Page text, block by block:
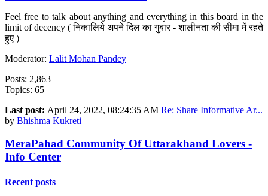
Feel free to talk about anything and everything in this board in the
limit of decency ( निकालिये अपने दिल का गुबार - शालीनता की सीमा में रहते
हुए )
Moderator: Lalit Mohan Pandey
Posts: 2,863
Topics: 65
Last post: April 24, 2022, 08:24:35 AM Re: Share Informative Ar...
by Bhishma Kukreti
MeraPahad Community Of Uttarakhand Lovers -
Info Center
Recent posts